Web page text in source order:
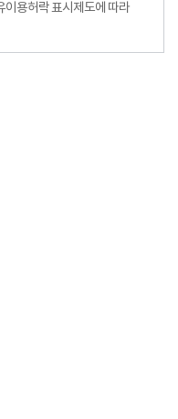
이용허락 표시제도에 따라